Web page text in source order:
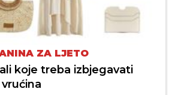
ZA LJETO
koje treba izbjegavati